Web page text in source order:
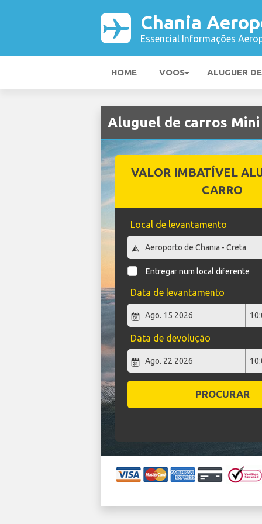
Chania
Essencial Informações
HOME VOOS ALUGUER
Aluguel de carros
VALOR IMBATÍVEL
CARRO
Local de levantamento
Entregar num local diferente
Data de levantamento
Data de devolução
PROCURAR